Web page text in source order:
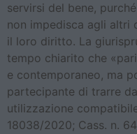
servirsi del bene,
non impedisca agli altri
il loro diritto. La
tempo chiarito che
e contemporaneo, ma
partecipante di trarre
utilizzazione
18038/2020; Cass. n.